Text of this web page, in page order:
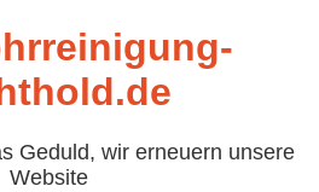
Geduld, wir erneuern unsere
Website